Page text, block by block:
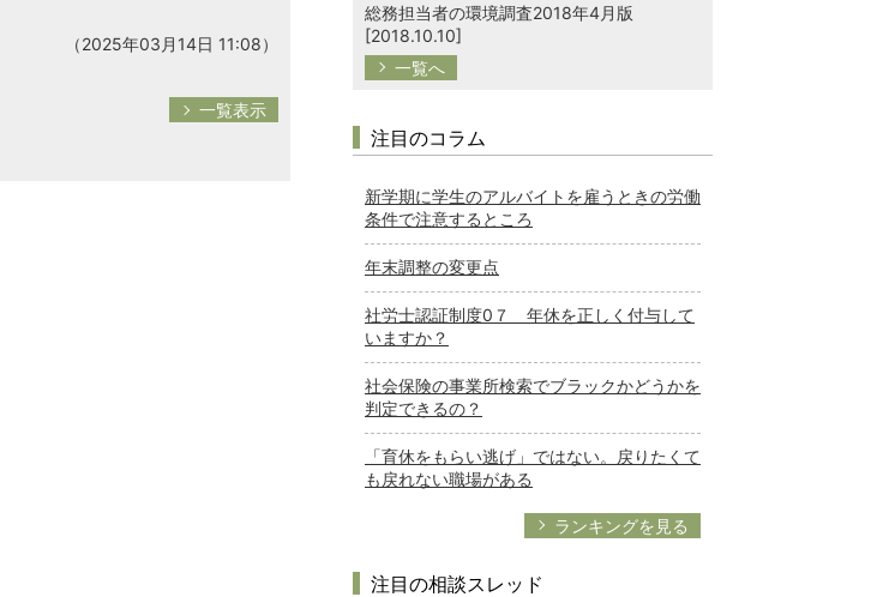
（2025年03月14日 11:08）
一覧表示
総務担当者の環境調査2018年4月版
[2018.10.10]
一覧へ
注目のコラム
新学期に学生のアルバイトを雇うときの労働
条件で注意するところ
年末調整の変更点
社労士認証制度0７ 年休を正しく付与して
いますか？
社会保険の事業所検索でブラックかどうかを
判定できるの？
「育休をもらい逃げ」ではない。戻りたくて
も戻れない職場がある
ランキングを見る
注目の相談スレッド